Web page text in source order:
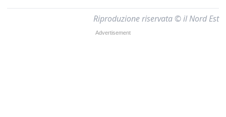
Riproduzione riservata © il Nord Est